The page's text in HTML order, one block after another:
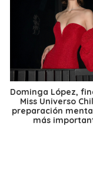
Dominga López,
Miss Universo
preparación
más